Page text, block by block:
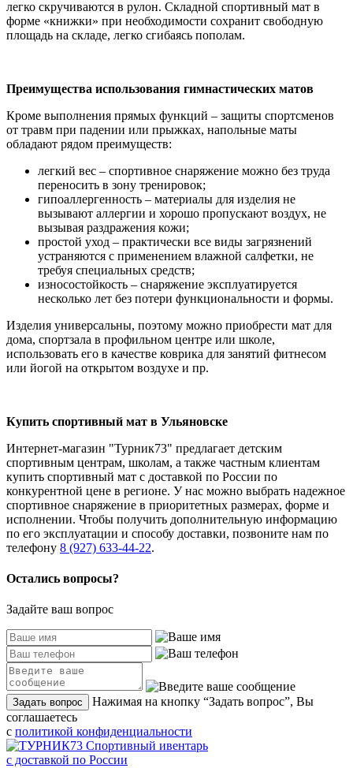
легко скручиваются в рулон. Складной спортивный мат в
форме «книжки» при необходимости сохранит свободную
площадь на складе, легко сгибаясь пополам.
Преимущества использования гимнастических матов
Кроме выполнения прямых функций – защиты спортсменов
от травм при падении или прыжках, напольные маты
обладают рядом преимуществ:
легкий вес – спортивное снаряжение можно без труда
переносить в зону тренировок;
гипоаллергенность – материалы для изделия не
вызывают аллергии и хорошо пропускают воздух, не
вызывая раздражения кожи;
простой уход – практически все виды загрязнений
устраняются с применением влажной салфетки, не
требуя специальных средств;
износостойкость – снаряжение эксплуатируется
несколько лет без потери функциональности и формы.
Изделия универсальны, поэтому можно приобрести мат для
дома, спортзала в профильном центре или школе,
использовать его в качестве коврика для занятий фитнесом
или йогой на открытом воздухе и пр.
Купить спортивный мат в Ульяновске
Интернет-магазин "Турник73" предлагает детским
спортивным центрам, школам, а также частным клиентам
купить спортивный мат с доставкой по России по
конкурентной цене в регионе. У нас можно выбрать надежное
спортивное снаряжение в приоритетных размерах, форме и
исполнении. Чтобы получить дополнительную информацию
по его эксплуатации и способу доставки, позвоните нам по
телефону 8 (927) 633-44-22.
Остались вопросы?
Задайте ваш вопрос
Задать вопрос
Нажимая на кнопку “Задать вопрос”, Вы
соглашаетесь
с политикой конфиденциальности
Спортивный ивентарь
с доставкой по России